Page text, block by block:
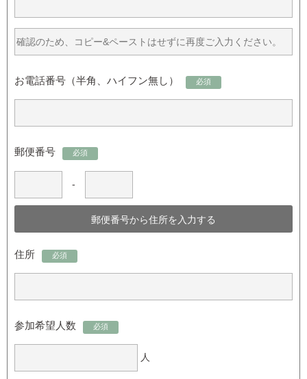
お電話番号（半角、ハイフン無し） 必須
郵便番号 必須
-
住所 必須
参加希望人数 必須
人